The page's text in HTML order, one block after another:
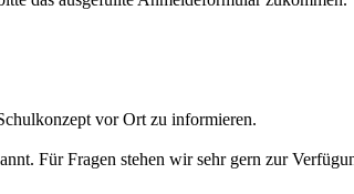
vor Ort zu informieren.
Für Fragen stehen wir sehr gern zur